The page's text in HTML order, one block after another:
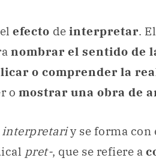
efecto de interpretar.
nombrar el sentido de
o comprender la
o mostrar una obra de
interpretariy se forma con
pret-, que se refiere a